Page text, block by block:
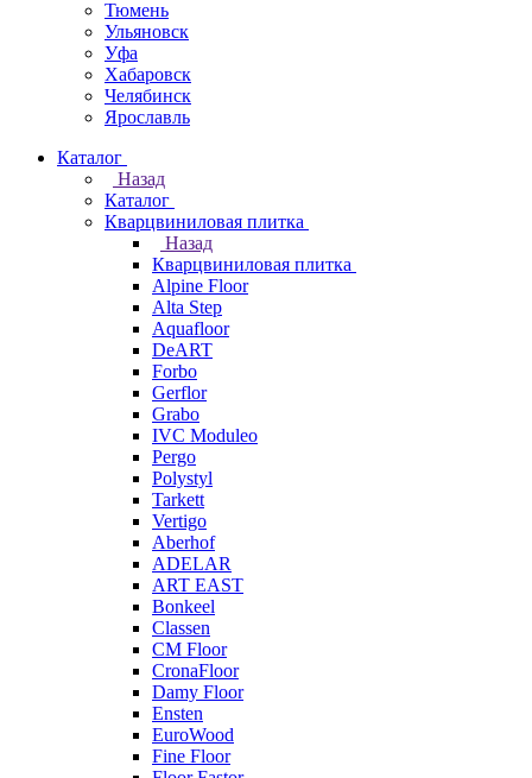
Тюмень
Ульяновск
Уфа
Хабаровск
Челябинск
Ярославль
Каталог
Назад
Каталог
Кварцвиниловая плитка
Назад
Кварцвиниловая плитка
Alpine Floor
Alta Step
Aquafloor
DeART
Forbo
Gerflor
Grabo
IVC Moduleo
Pergo
Polystyl
Tarkett
Vertigo
Aberhof
ADELAR
ART EAST
Bonkeel
Classen
CM Floor
CronaFloor
Damy Floor
Ensten
EuroWood
Fine Floor